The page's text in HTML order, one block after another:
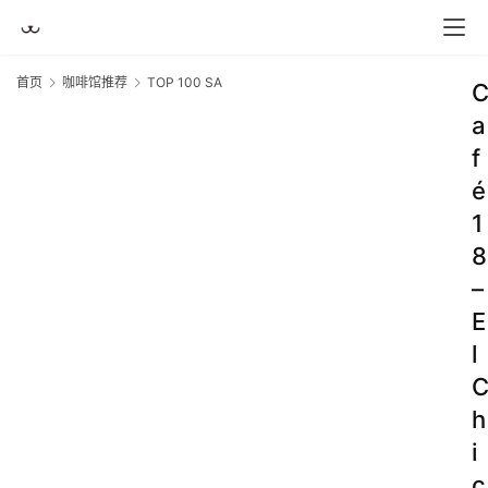
首页 咖啡馆推荐 TOP 100 SA
C
a
f
é
1
8
–
E
l
C
h
i